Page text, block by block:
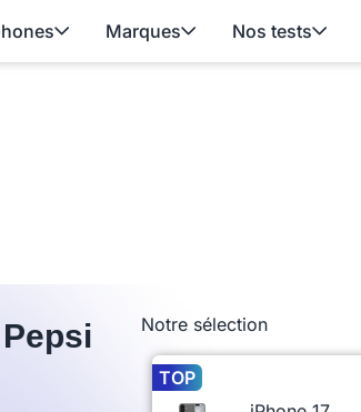
Marques Nos tests
Notre sélection
TOP